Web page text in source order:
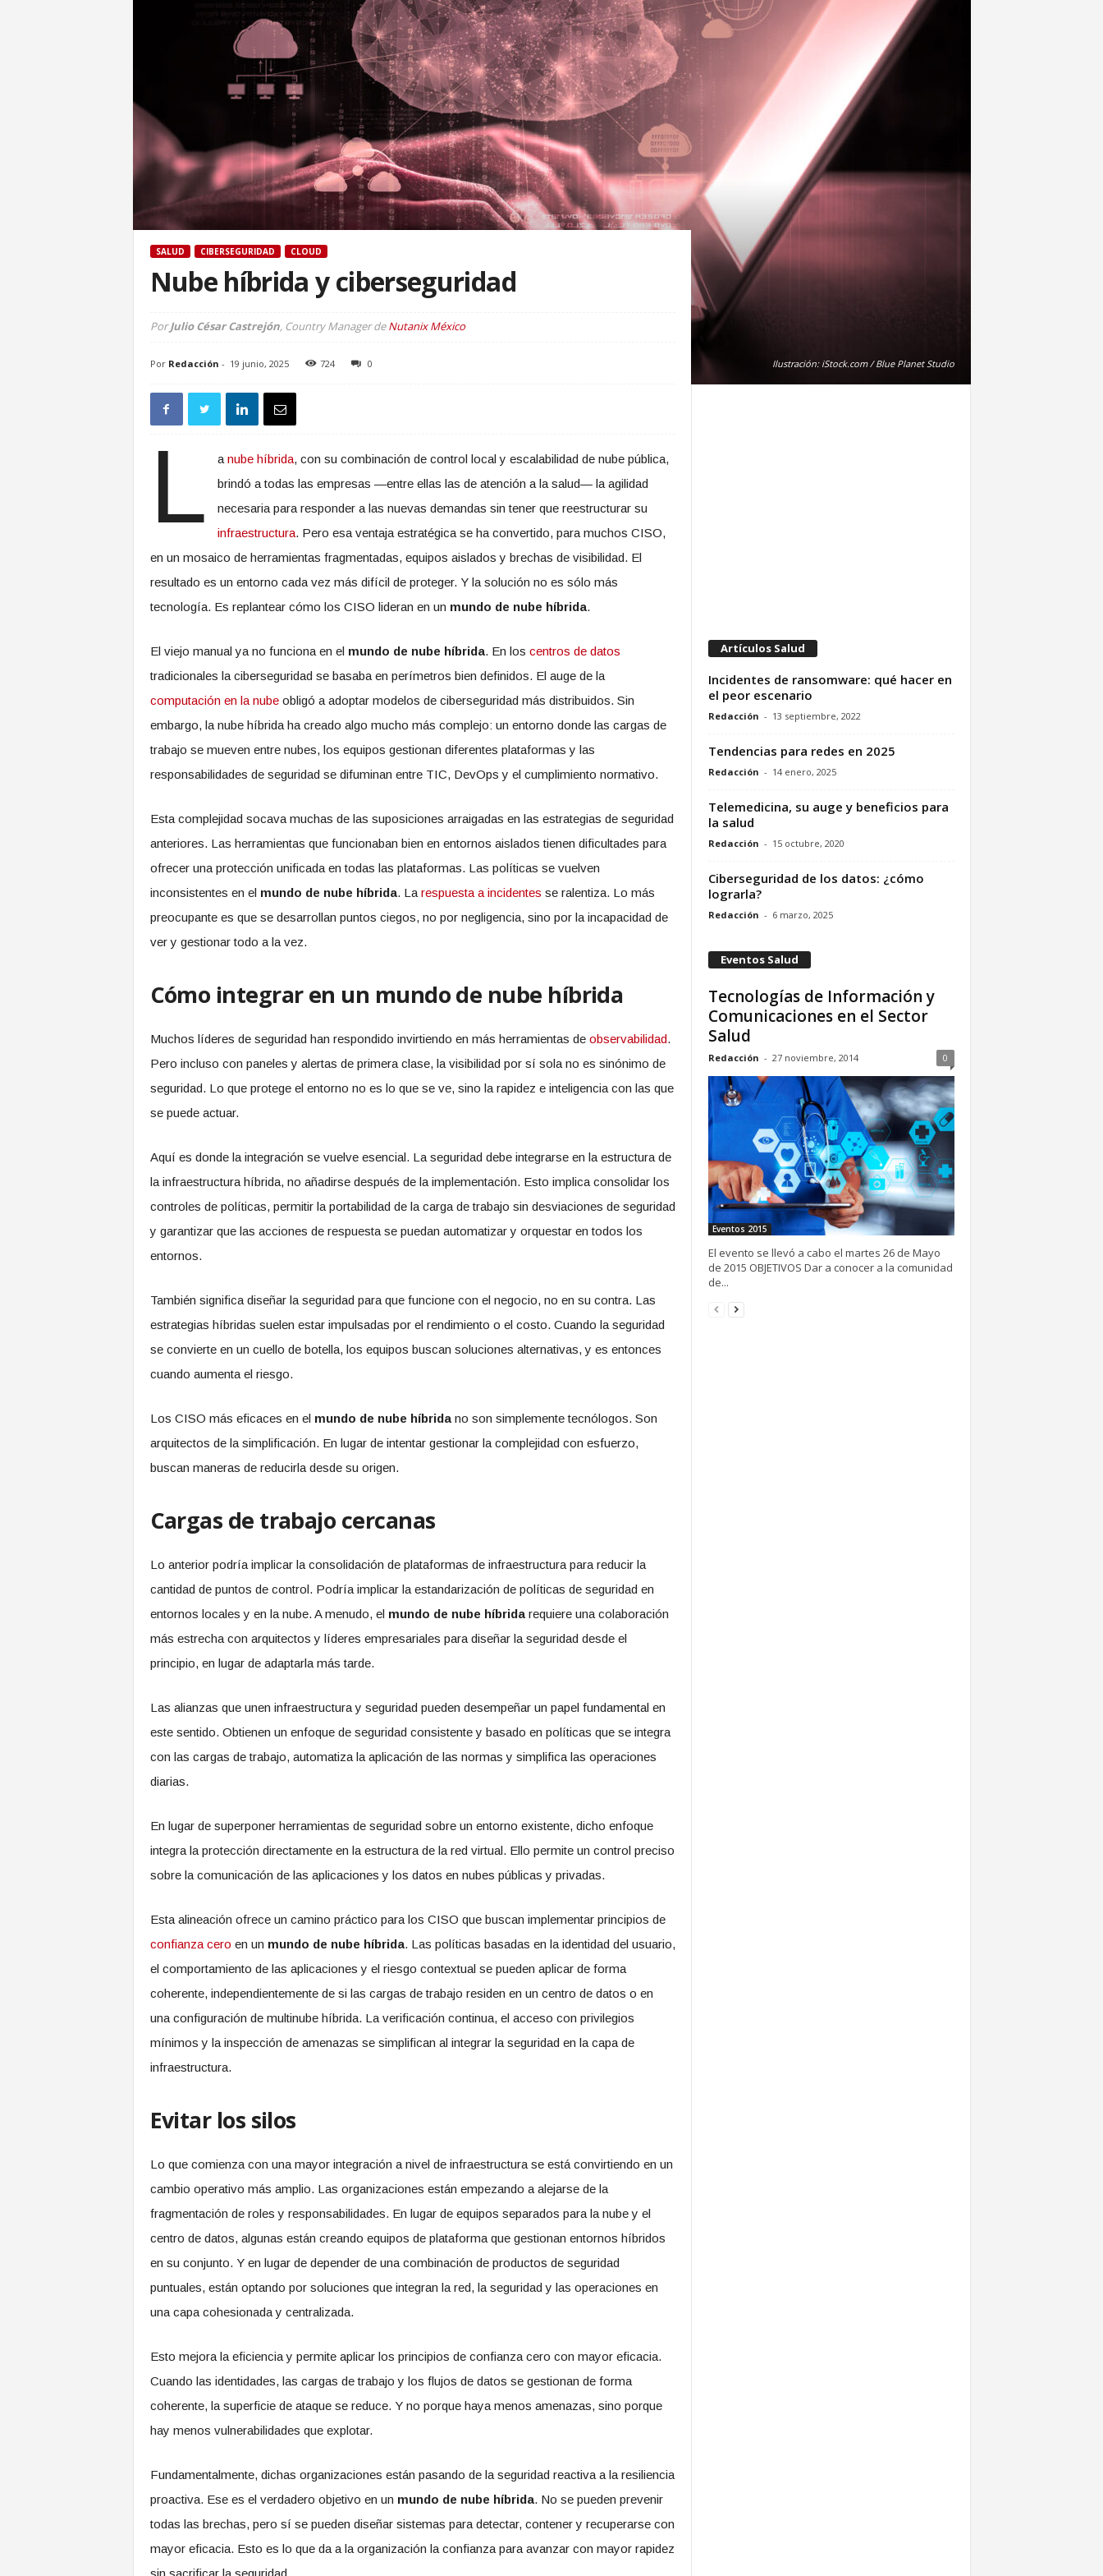
Ilustración: iStock.com / Blue Planet Studio
SALUD CIBERSEGURIDAD CLOUD
Nube híbrida y ciberseguridad
PorJulio César Castrejón, Country Manager deNutanix México
Por Redacción - 19 junio, 2025 724 0
L anube híbrida, con su combinación de control local y escalabilidad de nube pública,
brindó a todas las empresas —entre ellas las de atención a la salud— la agilidad
necesaria para responder a las nuevas demandas sin tener que reestructurar su
infraestructura. Pero esa ventaja estratégica se ha convertido, para muchos CISO,
en un mosaico de herramientas fragmentadas, equipos aislados y brechas de visibilidad. El
resultado es un entorno cada vez más difícil de proteger. Y la solución no es sólo más
tecnología. Es replantear cómo los CISO lideran en un mundo de nube híbrida.
El viejo manual ya no funciona en el mundo de nube híbrida. En los centros de datos
tradicionales la ciberseguridad se basaba en perímetros bien definidos. El auge de la
computación en la nubeobligó a adoptar modelos de ciberseguridad más distribuidos. Sin
embargo, la nube híbrida ha creado algo mucho más complejo: un entorno donde las cargas de
trabajo se mueven entre nubes, los equipos gestionan diferentes plataformas y las
responsabilidades de seguridad se difuminan entre TIC, DevOps y el cumplimiento normativo.
Esta complejidad socava muchas de las suposiciones arraigadas en las estrategias de seguridad
anteriores. Las herramientas que funcionaban bien en entornos aislados tienen dificultades para
ofrecer una protección unificada en todas las plataformas. Las políticas se vuelven
inconsistentes en el mundo de nube híbrida. La respuesta a incidentes se ralentiza. Lo más
preocupante es que se desarrollan puntos ciegos, no por negligencia, sino por la incapacidad de
ver y gestionar todo a la vez.
Cómo integrar en un mundo de nube híbrida
Muchos líderes de seguridad han respondido invirtiendo en más herramientas de observabilidad.
Pero incluso con paneles y alertas de primera clase, la visibilidad por sí sola no es sinónimo de
seguridad. Lo que protege el entorno no es lo que se ve, sino la rapidez e inteligencia con las que
se puede actuar.
Aquí es donde la integración se vuelve esencial. La seguridad debe integrarse en la estructura de
la infraestructura híbrida, no añadirse después de la implementación. Esto implica consolidar los
controles de políticas, permitir la portabilidad de la carga de trabajo sin desviaciones de seguridad
y garantizar que las acciones de respuesta se puedan automatizar y orquestar en todos los
entornos.
También significa diseñar la seguridad para que funcione con el negocio, no en su contra. Las
estrategias híbridas suelen estar impulsadas por el rendimiento o el costo. Cuando la seguridad
se convierte en un cuello de botella, los equipos buscan soluciones alternativas, y es entonces
cuando aumenta el riesgo.
Los CISO más eficaces en el mundo de nube híbridano son simplemente tecnólogos. Son
arquitectos de la simplificación. En lugar de intentar gestionar la complejidad con esfuerzo,
buscan maneras de reducirla desde su origen.
Cargas de trabajo cercanas
Lo anterior podría implicar la consolidación de plataformas de infraestructura para reducir la
cantidad de puntos de control. Podría implicar la estandarización de políticas de seguridad en
entornos locales y en la nube. A menudo, el mundo de nube híbridarequiere una colaboración
más estrecha con arquitectos y líderes empresariales para diseñar la seguridad desde el
principio, en lugar de adaptarla más tarde.
Las alianzas que unen infraestructura y seguridad pueden desempeñar un papel fundamental en
este sentido. Obtienen un enfoque de seguridad consistente y basado en políticas que se integra
con las cargas de trabajo, automatiza la aplicación de las normas y simplifica las operaciones
diarias.
En lugar de superponer herramientas de seguridad sobre un entorno existente, dicho enfoque
integra la protección directamente en la estructura de la red virtual. Ello permite un control preciso
sobre la comunicación de las aplicaciones y los datos en nubes públicas y privadas.
Esta alineación ofrece un camino práctico para los CISO que buscan implementar principios de
confianza cero en un mundo de nube híbrida. Las políticas basadas en la identidad del usuario,
el comportamiento de las aplicaciones y el riesgo contextual se pueden aplicar de forma
coherente, independientemente de si las cargas de trabajo residen en un centro de datos o en
una configuración de multinube híbrida. La verificación continua, el acceso con privilegios
mínimos y la inspección de amenazas se simplifican al integrar la seguridad en la capa de
infraestructura.
Evitar los silos
Lo que comienza con una mayor integración a nivel de infraestructura se está convirtiendo en un
cambio operativo más amplio. Las organizaciones están empezando a alejarse de la
fragmentación de roles y responsabilidades. En lugar de equipos separados para la nube y el
centro de datos, algunas están creando equipos de plataforma que gestionan entornos híbridos
en su conjunto. Y en lugar de depender de una combinación de productos de seguridad
puntuales, están optando por soluciones que integran la red, la seguridad y las operaciones en
una capa cohesionada y centralizada.
Esto mejora la eficiencia y permite aplicar los principios de confianza cero con mayor eficacia.
Cuando las identidades, las cargas de trabajo y los flujos de datos se gestionan de forma
coherente, la superficie de ataque se reduce. Y no porque haya menos amenazas, sino porque
hay menos vulnerabilidades que explotar.
Fundamentalmente, dichas organizaciones están pasando de la seguridad reactiva a la resiliencia
proactiva. Ese es el verdadero objetivo en un mundo de nube híbrida. No se pueden prevenir
todas las brechas, pero sí se pueden diseñar sistemas para detectar, contener y recuperarse con
mayor eficacia. Esto es lo que da a la organización la confianza para avanzar con mayor rapidez
sin sacrificar la seguridad.
Artículos Salud
Incidentes de ransomware: qué hacer en
el peor escenario
Redacción - 13 septiembre, 2022
Tendencias para redes en 2025
Redacción - 14 enero, 2025
Telemedicina, su auge y beneficios para
la salud
Redacción - 15 octubre, 2020
Ciberseguridad de los datos: ¿cómo
lograrla?
Redacción - 6 marzo, 2025
Eventos Salud
Tecnologías de Información y
Comunicaciones en el Sector
Salud
Redacción - 27 noviembre, 2014 0
Eventos 2015
El evento se llevó a cabo el martes 26 de Mayo
de 2015 OBJETIVOS Dar a conocer a la comunidad
de...